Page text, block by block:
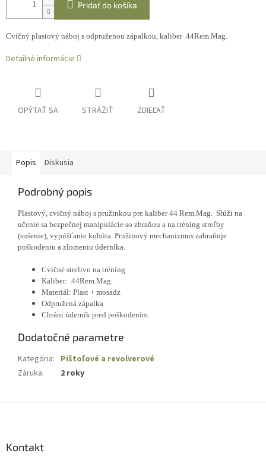
Pridať do košíka
Cvičný plastový náboj s odpruženou zápalkou, kaliber .44Rem.Mag.
Detailné informácie
OPÝTAŤ SA STRÁŽIŤ ZDIEĽAŤ
Popis Diskusia
Podrobný popis
Plastový, cvičný náboj s pružinkou pre kaliber 44 Rem.Mag. Slúži na
učenie sa bezpečnej manipulácie so zbraňou a na tréning streľby
(sušenie), vypúšťanie kohúta. Pružinový mechanizmus zabraňuje
poškodeniu a zlomeniu úderníka.
Cvičné strelivo na tréning
Kaliber: .44Rem.Mag.
Materiál: Plast + mosadz
Odpružená zápalka
Chráni úderník pred poškodením
Dodatočné parametre
Kategória: Pištoľové a revolverové
Záruka: 2 roky
Kontakt